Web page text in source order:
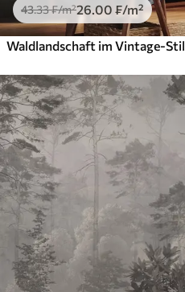
43.33₣/m²26.00 ₣/m²
Waldlandschaft im Vintage-Stil